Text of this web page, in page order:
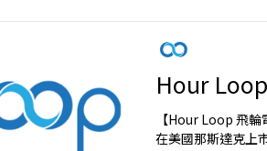
Hour
【Hour Loop 飛
在美國那斯達克上